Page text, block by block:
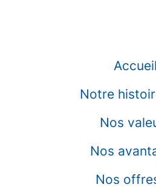
Accueil
Notre
Nos
Nos
Nos